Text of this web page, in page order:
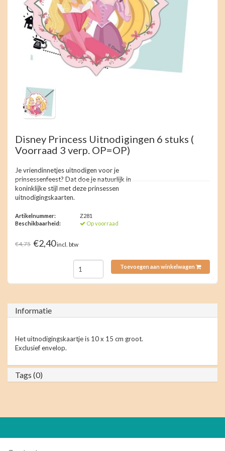
Disney Princess Uitnodigingen 6 stuks (
Voorraad 3 verp. OP=OP)
Je vriendinnetjes uitnodigen voor je
prinsessenfeest? Dat doe je natuurlijk in
koninklijke stijl met deze prinsessen
uitnodigingskaarten.
Artikelnummer:
Z281
Beschikbaarheid:
Op voorraad
€4,75 €2,40incl. btw
Toevoegen aan winkelwagen
Informatie
Het uitnodigingskaartje is 10 x 15 cm groot.
Exclusief envelop.
Tags (0)